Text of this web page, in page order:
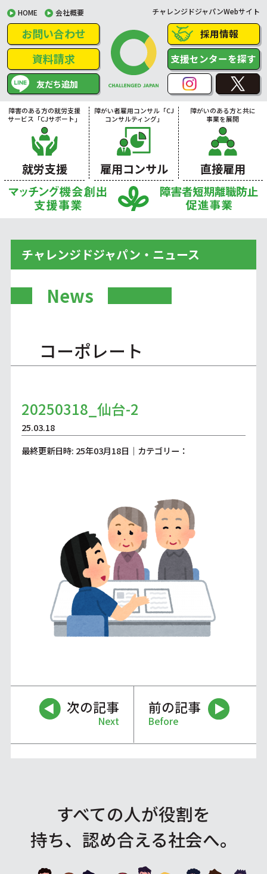
HOME 会社概要 チャレンジドジャパンWebサイト
お問い合わせ
資料請求
友だち追加
採用情報
支援センターを探す
障害のある方の就労支援
サービス「CJサポート」
就労支援
障がい者雇用コンサル「CJ
コンサルティング」
雇用コンサル
障がいのある方と共に
事業を展開
直接雇用
チャレンジドジャパン・ニュース
News
コーポレート
20250318_仙台-2
25.03.18
最終更新日時: 25年03月18日｜カテゴリー：
次の記事
Next
前の記事
Before
すべての人が役割を
持ち、認め合える社会へ。